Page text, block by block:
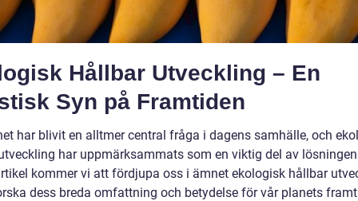
Hållbar Utveckling – En
Syn på Framtiden
har blivit en alltmer central fråga i dagens samhälle, och
har uppmärksammats som en viktig del av
kommer vi att fördjupa oss i ämnet ekologisk hållbar
dess breda omfattning och betydelse för vår planets